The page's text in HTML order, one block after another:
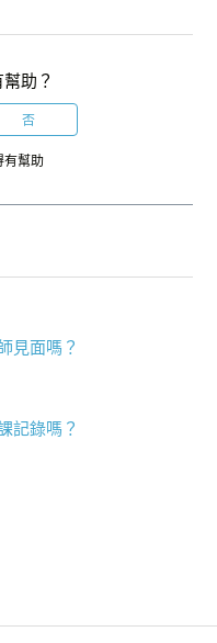
助？
否
有幫助
見面嗎？
記錄嗎？